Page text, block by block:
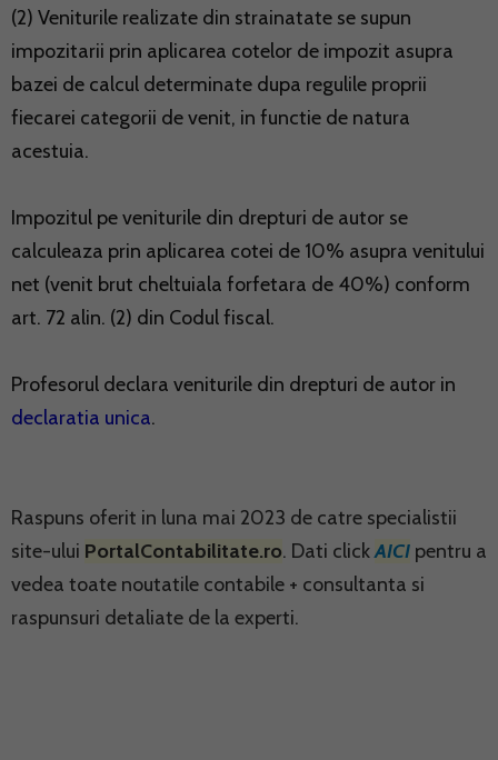
(2) Veniturile realizate din strainatate se supun
impozitarii prin aplicarea cotelor de impozit asupra
bazei de calcul determinate dupa regulile proprii
fiecarei categorii de venit, in functie de natura
acestuia.
Impozitul pe veniturile din drepturi de autor se
calculeaza prin aplicarea cotei de 10% asupra venitului
net (venit brut cheltuiala forfetara de 40%) conform
art. 72 alin. (2) din Codul fiscal.
Profesorul declara veniturile din drepturi de autor in
declaratia unica.
Raspuns oferit in luna mai 2023 de catre specialistii
site-ului PortalContabilitate.ro. Dati clickAICI pentru a
vedea toate noutatile contabile + consultanta si
raspunsuri detaliate de la experti.